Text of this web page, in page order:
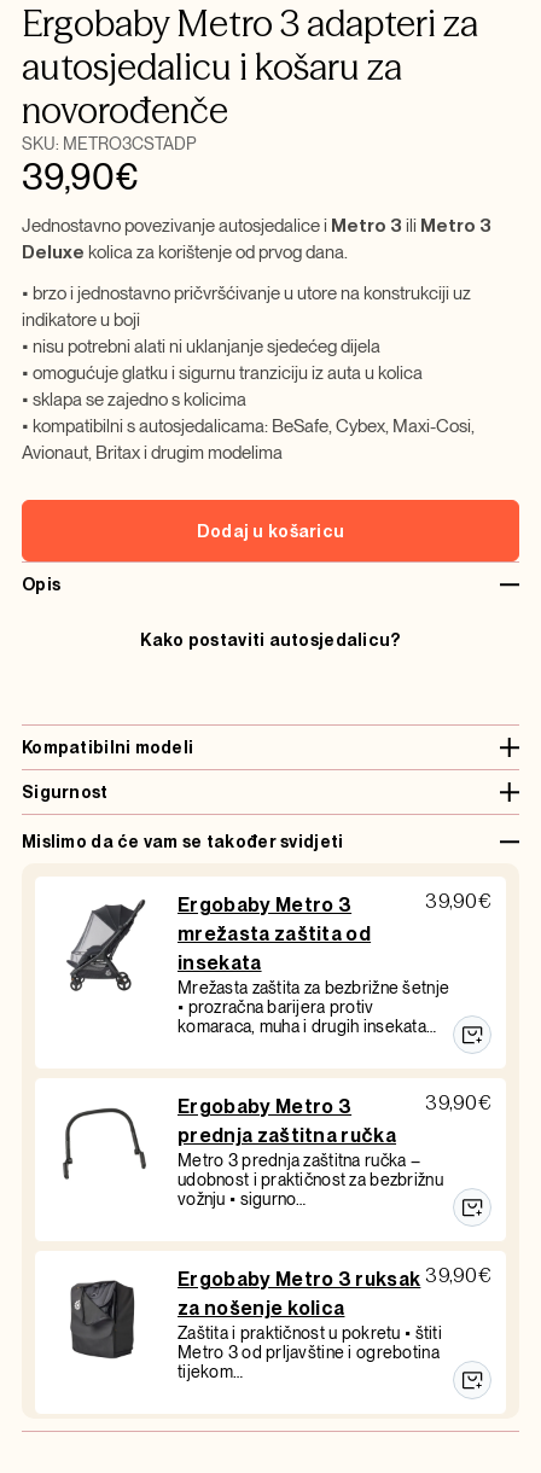
Ergobaby Metro 3 adapteri za
autosjedalicu i košaru za
novorođenče
SKU: METRO3CSTADP
39,90€
Jednostavno povezivanje autosjedalice i Metro 3 ili Metro 3
Deluxe kolica za korištenje od prvog dana.
• brzo i jednostavno pričvršćivanje u utore na konstrukciji uz
indikatore u boji
• nisu potrebni alati ni uklanjanje sjedećeg dijela
• omogućuje glatku i sigurnu tranziciju iz auta u kolica
• sklapa se zajedno s kolicima
• kompatibilni s autosjedalicama: BeSafe, Cybex, Maxi-Cosi,
Avionaut, Britax i drugim modelima
Dodaj u košaricu
Opis
Kako postaviti autosjedalicu?
Kompatibilni modeli
Sigurnost
Mislimo da će vam se također svidjeti
Ergobaby Metro 3
mrežasta zaštita od
insekata
39,90€
Mrežasta zaštita za bezbrižne šetnje
• prozračna barijera protiv
komaraca, muha i drugih insekata…
Ergobaby Metro 3
prednja zaštitna ručka
39,90€
Metro 3 prednja zaštitna ručka –
udobnost i praktičnost za bezbrižnu
vožnju • sigurno…
Ergobaby Metro 3 ruksak
za nošenje kolica
39,90€
Zaštita i praktičnost u pokretu • štiti
Metro 3 od prljavštine i ogrebotina
tijekom…